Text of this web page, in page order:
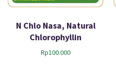
N Chlo Nasa, Natural
Chlorophyllin
Rp100.000